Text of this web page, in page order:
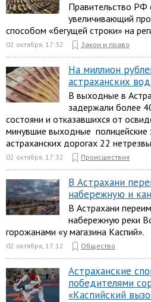
Правительство РФ
увеличивающий
способом «бегущей строки» на
02 октября, 17:32 Закон и право
На миллион
астраханских
В выходные в
задержали более
состояни и отказавшихся от
минувшие выходные полицейские
астраханских дорогах 22
02 октября, 17:32 Происшествия
В Астрахани
набережную и
В Астрахани
набережную реки
горожанами «у магазина Каспий».
02 октября, 17:12 Общество
Астраханские
победителями
«Каспийский